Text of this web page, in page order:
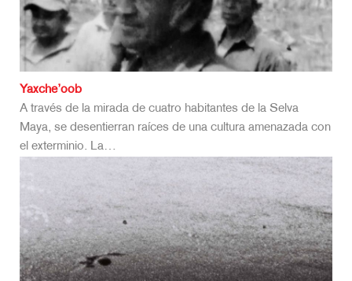
Yaxche’oob
A través de la mirada de cuatro habitantes de la Selva
Maya, se desentierran raíces de una cultura amenazada con
el exterminio. La…